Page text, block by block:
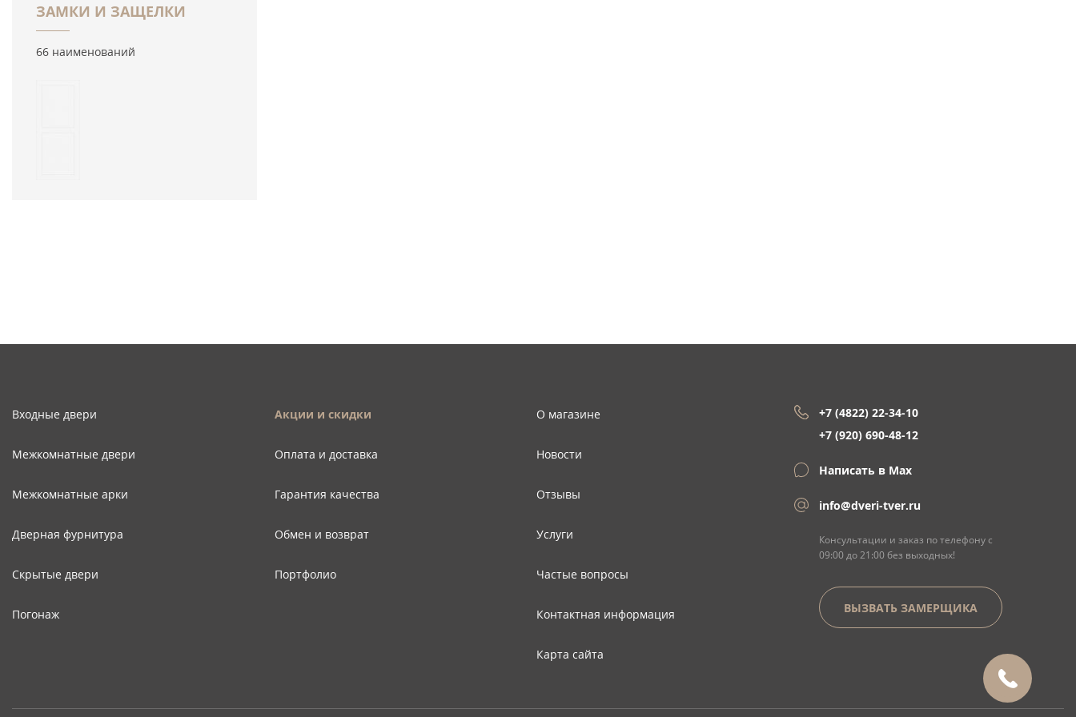
ЗАМКИ И ЗАЩЕЛКИ
66 наименований
Входные двери
Межкомнатные двери
Межкомнатные арки
Дверная фурнитура
Скрытые двери
Погонаж
Акции и скидки
Оплата и доставка
Гарантия качества
Обмен и возврат
Портфолио
О магазине
Новости
Отзывы
Услуги
Частые вопросы
Контактная информация
Карта сайта
+7 (4822) 22-34-10
+7 (920) 690-48-12
Написать в Max
info@dveri-tver.ru
Консультации и заказ по телефону с
09:00 до 21:00 без выходных!
ВЫЗВАТЬ ЗАМЕРЩИКА